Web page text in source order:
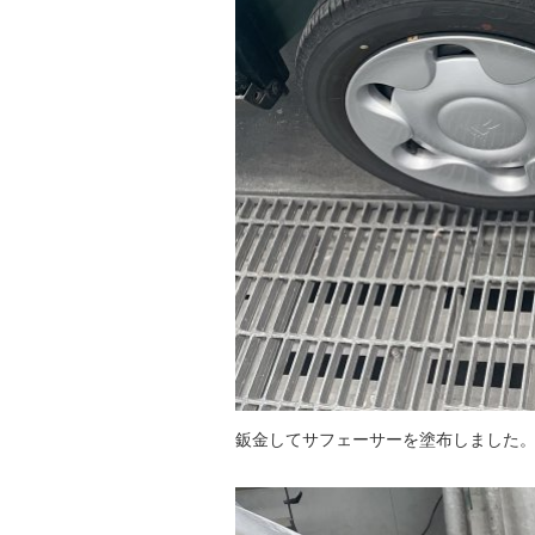
鈑金してサフェーサーを塗布しました。